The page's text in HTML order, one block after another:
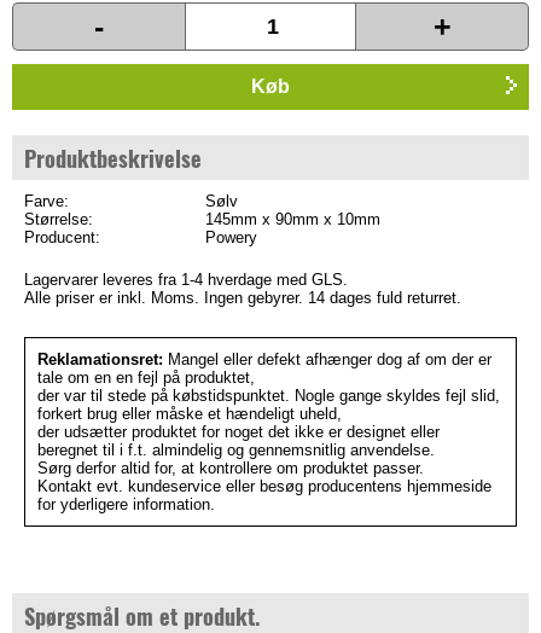
- +
Køb
Produktbeskrivelse
Farve:
Sølv
Størrelse:
145mm x 90mm x 10mm
Producent:
Powery
Lagervarer leveres fra 1-4 hverdage med GLS.
Alle priser er inkl. Moms. Ingen gebyrer. 14 dages fuld returret.
Reklamationsret: Mangel eller defekt afhænger dog af om der er
tale om en en fejl på produktet,
der var til stede på købstidspunktet. Nogle gange skyldes fejl slid,
forkert brug eller måske et hændeligt uheld,
der udsætter produktet for noget det ikke er designet eller
beregnet til i f.t. almindelig og gennemsnitlig anvendelse.
Sørg derfor altid for, at kontrollere om produktet passer.
Kontakt evt. kundeservice eller besøg producentens hjemmeside
for yderligere information.
Spørgsmål om et produkt.